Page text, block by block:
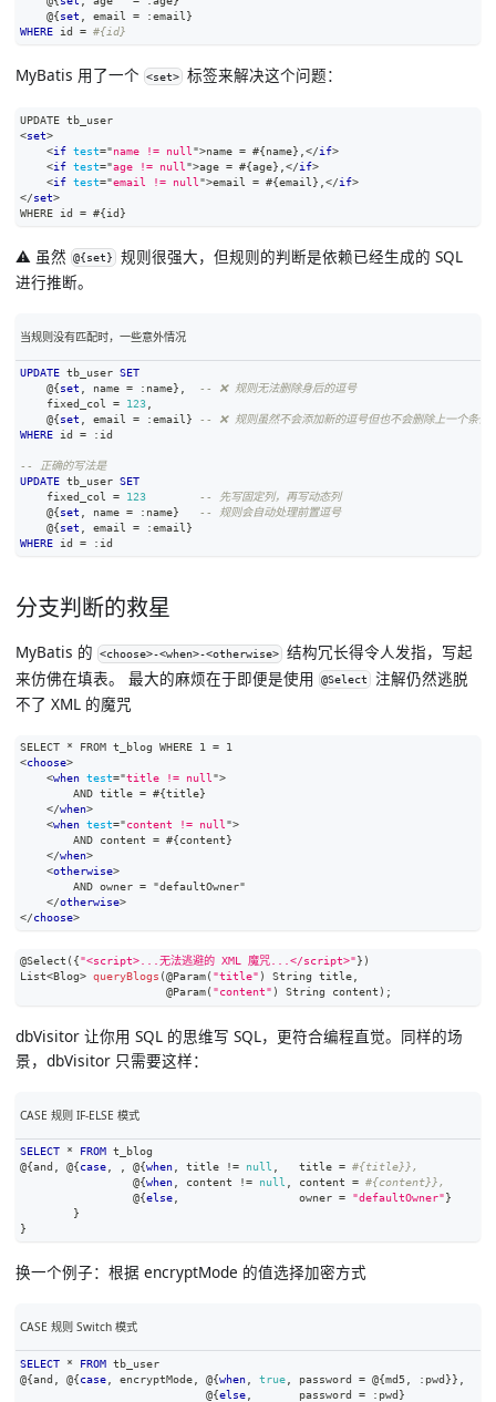
    @{
set email = :email}
WHERE id = #{id}
MyBatis 用了一个 <set> 标签来解决这个问题：
UPDATE tb_user
<set>
<if test="name != null ">name = #{name}, </if>
<if test="age != null ">age = #{age}, </if>
<if test="email != null ">email = #{email}, </if>
</set>
WHERE id = #{id}
⚠️ 虽然 @{set}
规则很强大，但规则的判断是依赖已经生成的 SQL
进行推断。
当规则没有匹配时，一些意外情况
UPDATE tb_user SET
    @{
set , name = :name} ,
-- ❌ 规则无法删除身后的逗号
    fixed_col
= 123,
    @{
set , email = :email}
-- ❌ 规则虽然不会添加新的逗号但也不会删除上一个条件
WHERE id = :id
-- 正确的写法是
UPDATE tb_user SET
    fixed_col
= 123
-- 先写固定列，再写动态列
    @{
set , name = :name}
-- 规则会自动处理前置逗号
    @{
set , email = :email}
WHERE id = :id
分支判断的救星
MyBatis 的 <choose>-<when>-<otherwise>
结构冗长得令人发指，写起
来仿佛在填表。 最大的麻烦在于即便是使用
@Select
注解仍然逃脱
不了 XML 的魔咒
SELECT * FROM t_blog WHERE 1 = 1
<choose>
<when test="title != null">
        AND title = #{title}
</when>
<when test="content != null">
        AND content = #{content}
</when>
<otherwise>
        AND owner = "defaultOwner"
</otherwise>
</choose>
@Select ( { "<script>...无法逃避的 XML 魔咒...</script>" } )
List<Blog> queryBlogs (@Param( "title" ) String title,
@Param( "content" ) String content ) ;
dbVisitor 让你用 SQL 的思维写 SQL，更符合编程直觉。同样的场
景，dbVisitor 只需要这样：
CASE 规则 IF-ELSE 模式
SELECT * FROM t_blog
@{and @{case, @{when, title != null
   title
= #{title}},
                 @{
when, content != null content = #{content}},
                 @{
else,
                  owner
= "defaultOwner"}
        }
}
换一个例子：根据 encryptMode 的值选择加密方式
CASE 规则 Switch 模式
SELECT * FROM tb_user
@{and @{case, encryptMode, @{when, true, password = @{md5, :pwd}}
                            @{
else,
       password
= :pwd}